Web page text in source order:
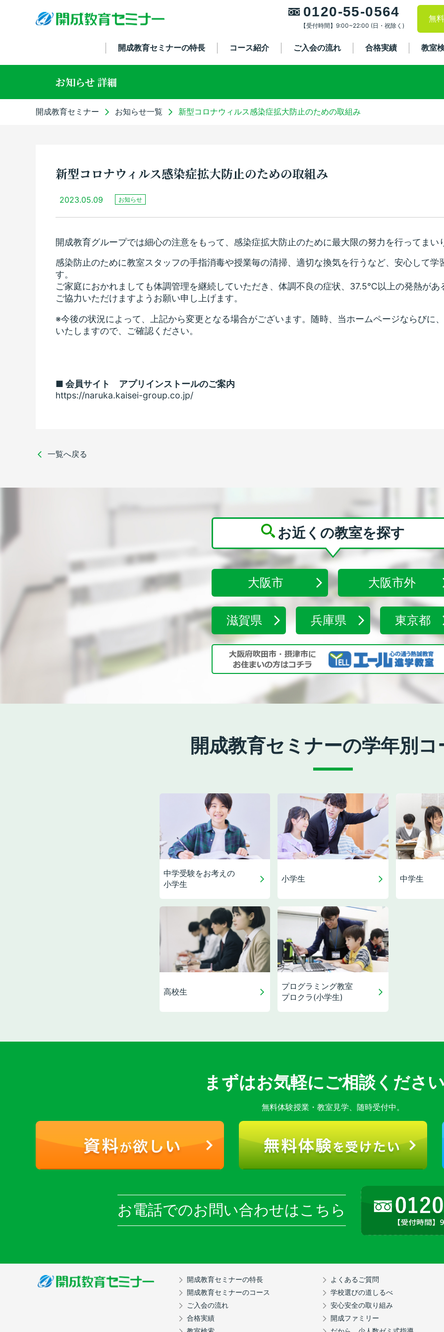
0120-55-0564
【受付時間】9:00~22:00 (日・祝除く)
無
開成教育セミナーの特長 コース紹介 ご入会の流れ 合格実績 教室
お知らせ 詳細
開成教育セミナー お知らせ一覧 新型コロナウィルス感染症拡大防止のための取組み
新型コロナウィルス感染症拡大防止のための取組み
2023.05.09 お知らせ
開成教育グループでは細心の注意をもって、感染症拡大防止のために最大限の努力を行ってまい
感染防止のために教室スタッフの手指消毒や授業毎の清掃、適切な換気を行うなど、安心して
す。
ご家庭におかれましても体調管理を継続していただき、体調不良の症状、37.5℃以上の発熱が
ご協力いただけますようお願い申し上げます。
※今後の状況によって、上記から変更となる場合がございます。随時、当ホームページならびに
いたしますので、ご確認ください。
■ 会員サイト アプリインストールのご案内
https://naruka.kaisei-group.co.jp/
一覧へ戻る
お近くの教室を探す
大阪市 大阪市外
滋賀県 兵庫県 東京都
開成教育セミナーの学年別コ
中学受験をお考えの
小学生
小学生 中学生
高校生
プログラミング教室
プロクラ(小学生)
まずはお気軽にご相談くださ
無料体験授業・教室見学、 随時受付中。
お電話でのお問い合わせはこちら
開成教育セミナーの特長
開成教育セミナーのコース
ご入会の流れ
合格実績
よくあるご質問
学校選びの道しるべ
安心安全の取り組み
開成ファミリー